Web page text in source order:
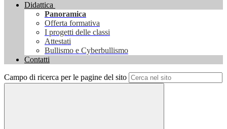
Didattica
Panoramica
Offerta formativa
I progetti delle classi
Attestati
Bullismo e Cyberbullismo
Contatti
Campo di ricerca per le pagine del sito